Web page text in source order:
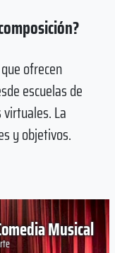
ofrecen
escuelas de
La
y objetivos.
Musical